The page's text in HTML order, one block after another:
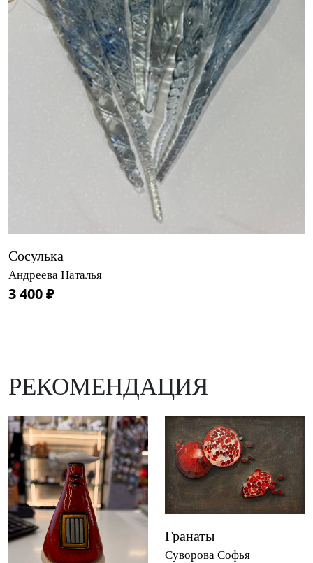
Сосулька
Андреева Наталья
3 400 ₽
РЕКОМЕНДАЦИЯ
Гранаты
Суворова Софья